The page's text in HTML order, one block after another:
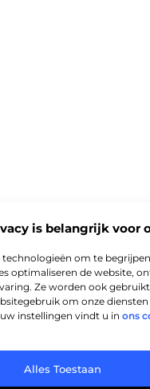
is belangrijk voor
om te
optimaliseren de website,
Ze worden ook
om onze
instellingen vindt u in ons
Alles Toestaan